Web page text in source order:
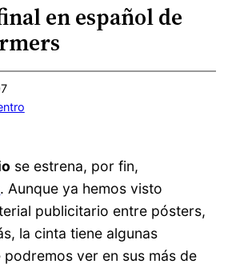
en español de
se estrena, por fin,
. Aunque ya hemos visto
publicitario entre pósters,
la cinta tiene algunas
ver en sus más de